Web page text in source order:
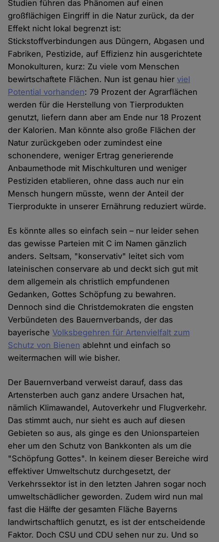
Studien führen das Phänomen auf einen
großflächigen Eingriff in die Natur zurück, da der
Effekt nicht lokal begrenzt ist:
Stickstoffverbindungen aus Düngern, Abgasen und
Fabriken, Pestizide, auf Effizienz hin ausgerichtete
Monokulturen, kurz: Zu viele vom Menschen
bewirtschaftete Flächen. Nun ist genau hierviel
Potential vorhanden: 79 Prozent der Agrarflächen
werden für die Herstellung von Tierprodukten
genutzt, liefern dann aber am Ende nur 18 Prozent
der Kalorien. Man könnte also große Flächen der
Natur zurückgeben oder zumindest eine
schonendere, weniger Ertrag generierende
Anbaumethode mit Mischkulturen und weniger
Pestiziden etablieren, ohne dass auch nur ein
Mensch hungern müsste, wenn der Anteil der
Tierprodukte in unserer Ernährung reduziert würde.
Es könnte alles so einfach sein – nur leider sehen
das gewisse Parteien mit C im Namen gänzlich
anders. Seltsam, "konservativ" leitet sich vom
lateinischen conservare ab und deckt sich gut mit
dem allgemein als christlich empfundenen
Gedanken, Gottes Schöpfung zu bewahren.
Dennoch sind die Christdemokraten die engsten
Verbündeten des Bauernverbands, der das
bayerischeVolksbegehren für Artenvielfalt zum
Schutz von Bienen ablehnt und einfach so
weitermachen will wie bisher.
Der Bauernverband verweist darauf, dass das
Artensterben auch ganz andere Ursachen hat,
nämlich Klimawandel, Autoverkehr und Flugverkehr.
Das stimmt auch, nur sieht es auch auf diesen
Gebieten so aus, als ginge es den Unionsparteien
eher um den Schutz von Bankkonten als um die
"Schöpfung Gottes". In keinem dieser Bereiche wird
effektiver Umweltschutz durchgesetzt, der
Verkehrssektor ist in den letzten Jahren sogar noch
umweltschädlicher geworden. Zudem wird nun mal
fast die Hälfte der gesamten Fläche Bayerns
landwirtschaftlich genutzt, es ist der entscheidende
Faktor. Doch CSU und CDU sehen nur zu. Und so